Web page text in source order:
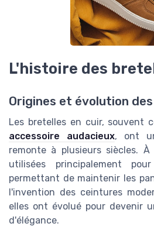
L'histoire des
Origines et évolution
Les bretelles en cuir, souvent
accessoire audacieux, ont
remonte à plusieurs siècles.
utilisées principalement
permettant de maintenir les
l'invention des ceintures
elles ont évolué pour devenir
d'élégance.